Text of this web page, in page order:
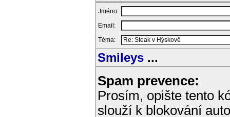
Jméno:
Email:
Téma:
Smileys ...
Spam prevence:
Prosím, opište tento
slouží k blokování